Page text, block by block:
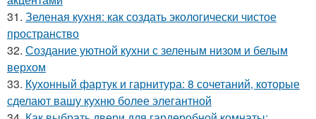
31. Зеленая кухня: как создать экологически чистое
пространство
32. Создание уютной кухни с зеленым низом и белым
верхом
33. Кухонный фартук и гарнитура: 8 сочетаний, которые
сделают вашу кухню более элегантной